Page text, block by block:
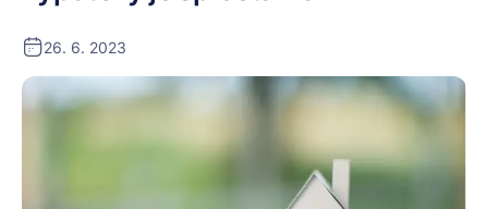
26. 6. 2023